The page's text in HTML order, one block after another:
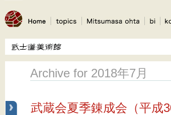
Archive for 2018年7月
武蔵会夏季錬成会（平成